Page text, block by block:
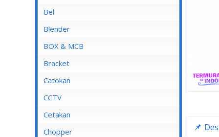
Bel
Blender
Blender Advance
Blender Cosmos
Blender Kirin
Blender Maspion
Blender Miyako
BOX & MCB
MCB
MCB 1 Pole
MCB 2 Pole
MCB 3 Pole
MCB 4 Pole
Bracket
Catokan
CCTV
DVR
Cetakan
Chopper